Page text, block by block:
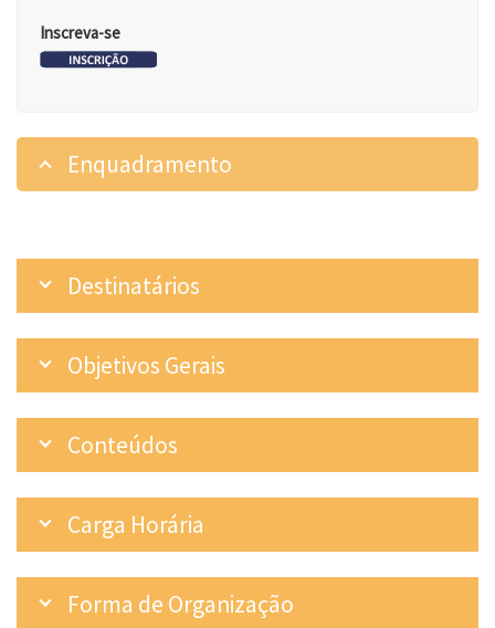
Inscreva-se
Enquadramento
Destinatários
Objetivos Gerais
Conteúdos
Carga Horária
Forma de Organização